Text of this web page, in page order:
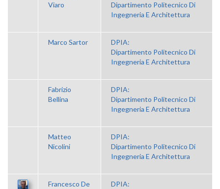
Viaro
Dipartimento Politecnico Di
Ingegneria E Architettura
Marco Sartor
DPIA:
Dipartimento Politecnico Di
Ingegneria E Architettura
Fabrizio
Bellina
DPIA:
Dipartimento Politecnico Di
Ingegneria E Architettura
Matteo
Nicolini
DPIA:
Dipartimento Politecnico Di
Ingegneria E Architettura
Francesco De
DPIA: